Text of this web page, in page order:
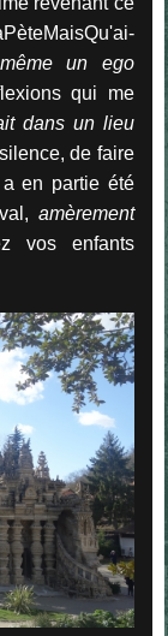
un ego
qui me
dans un lieu
de faire
en partie été
amèrement
vos enfants